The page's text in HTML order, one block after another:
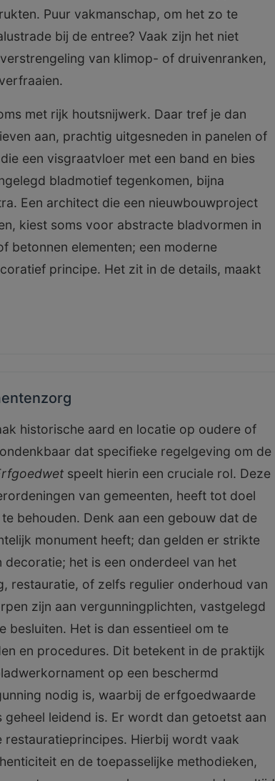
Puur vakmanschap, om het zo te
bij de entree? Vaak zijn het niet
van klimop- of druivenranken,
met rijk houtsnijwerk. Daar tref je dan
aan, prachtig uitgesneden in panelen of
een visgraatvloer met een band en bies
bladmotief tegenkomen, bijna
Een architect die een nieuwbouwproject
kiest soms voor abstracte bladvormen in
betonnen elementen; een moderne
principe. Het zit in de details, maakt
historische aard en locatie op oudere of
dat specifieke regelgeving om de
speelt hierin een cruciale rol. Deze
van gemeenten, heeft tot doel
behouden. Denk aan een gebouw dat de
monument heeft; dan gelden er strikte
het is een onderdeel van het
restauratie, of zelfs regulier onderhoud van
zijn aan vergunningplichten, vastgelegd
besluiten. Het is dan essentieel om te
en procedures. Dit betekent in de praktijk
op een beschermd
nodig is, waarbij de erfgoedwaarde
leidend is. Er wordt dan getoetst aan
Hierbij wordt vaak
en de toepasselijke methodieken,